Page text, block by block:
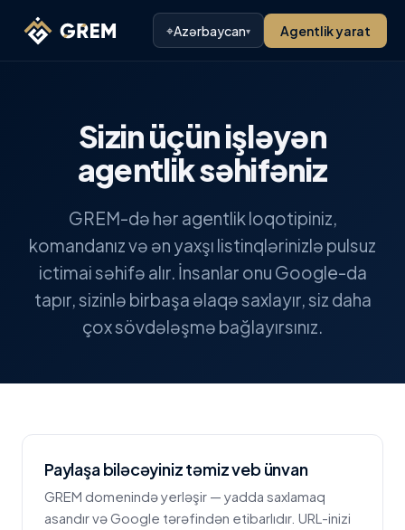
⌖Azərbaycan▾ Agentlik yarat
Sizin üçün işləyən
agentlik səhifəniz
GREM-də hər agentlik loqotipiniz,
komandanız və ən yaxşı listinqlərinizlə pulsuz
ictimai səhifə alır. İnsanlar onu Google-da
tapır, sizinlə birbaşa əlaqə saxlayır, siz daha
çox sövdələşmə bağlayırsınız.
Paylaşa biləcəyiniz təmiz veb ünvan
GREM domenində yerləşir — yadda saxlamaq
asandır və Google tərəfindən etibarlıdır. URL-inizi